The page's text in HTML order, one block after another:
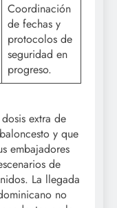
Coordinación
de fechas y
protocolos de
seguridad en
progreso.
extra de
y que
embajadores
de
La llegada
no